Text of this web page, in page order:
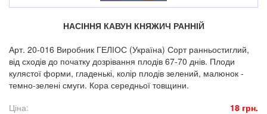
НАСІННЯ КАВУН КНЯЖИЧ РАННІЙ
Арт. 20-016 Виробник ГЕЛІОС (Україна) Сорт ранньостиглий,
від сходів до початку дозрівання плодів 67-70 днів. Плоди
кулястої форми, гладенькі, колір плодів зелений, малюнок -
темно-зелені смуги. Кора середньої товщини.
Ціна:
18 грн.